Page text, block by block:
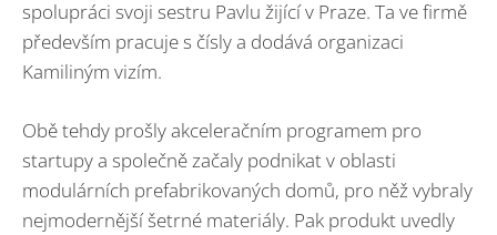
spolupráci svoji sestru Pavlu žijící v Praze. Ta ve firmě
především pracuje s čísly a dodává organizaci
Kamiliným vizím.
Obě tehdy prošly akceleračním programem pro
startupy a společně začaly podnikat v oblasti
modulárních prefabrikovaných domů, pro něž vybraly
nejmodernější šetrné materiály. Pak produkt uvedly